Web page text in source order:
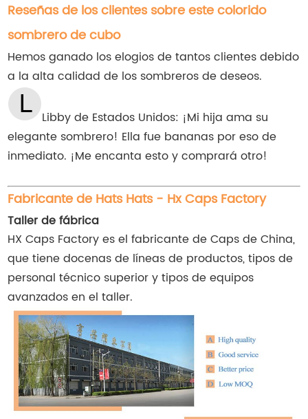
Reseñas de los clientes sobre este colorido
sombrero de cubo
Hemos ganado los elogios de tantos clientes debido
a la alta calidad de los sombreros de deseos.
Libby de Estados Unidos: ¡Mi hija ama su
elegante sombrero! Ella fue bananas por eso de
inmediato. ¡Me encanta esto y comprará otro!
Fabricante de Hats Hats - Hx Caps Factory
Taller de fábrica
HX Caps Factory es el fabricante de Caps de China,
que tiene docenas de líneas de productos, tipos de
personal técnico superior y tipos de equipos
avanzados en el taller.